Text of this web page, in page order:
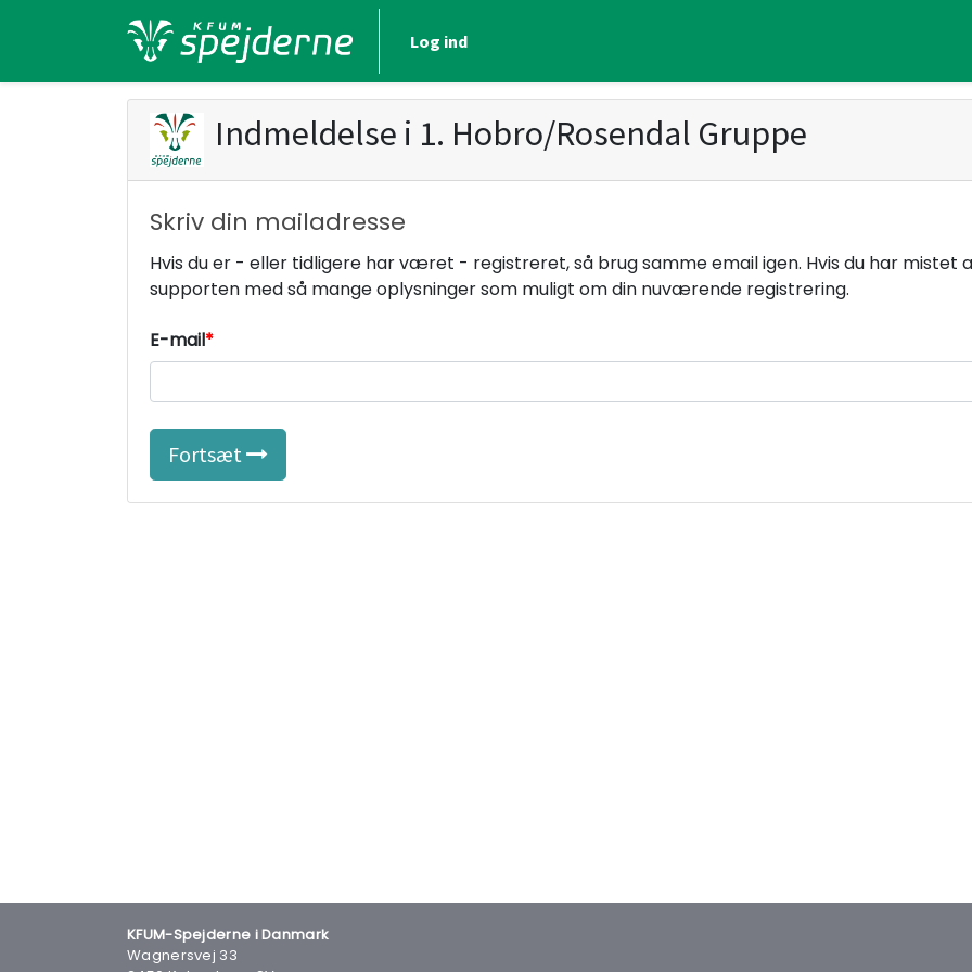
Log ind
Indmeldelse i 1. Hobro/Rosendal Gruppe
Skriv din mailadresse
Hvis du er - eller tidligere har været - registreret, så brug samme email igen. Hvis du har mistet
supporten med så mange oplysninger som muligt om din nuværende registrering.
E-mail
Fortsæt
KFUM-Spejderne i Danmark
Wagnersvej 33